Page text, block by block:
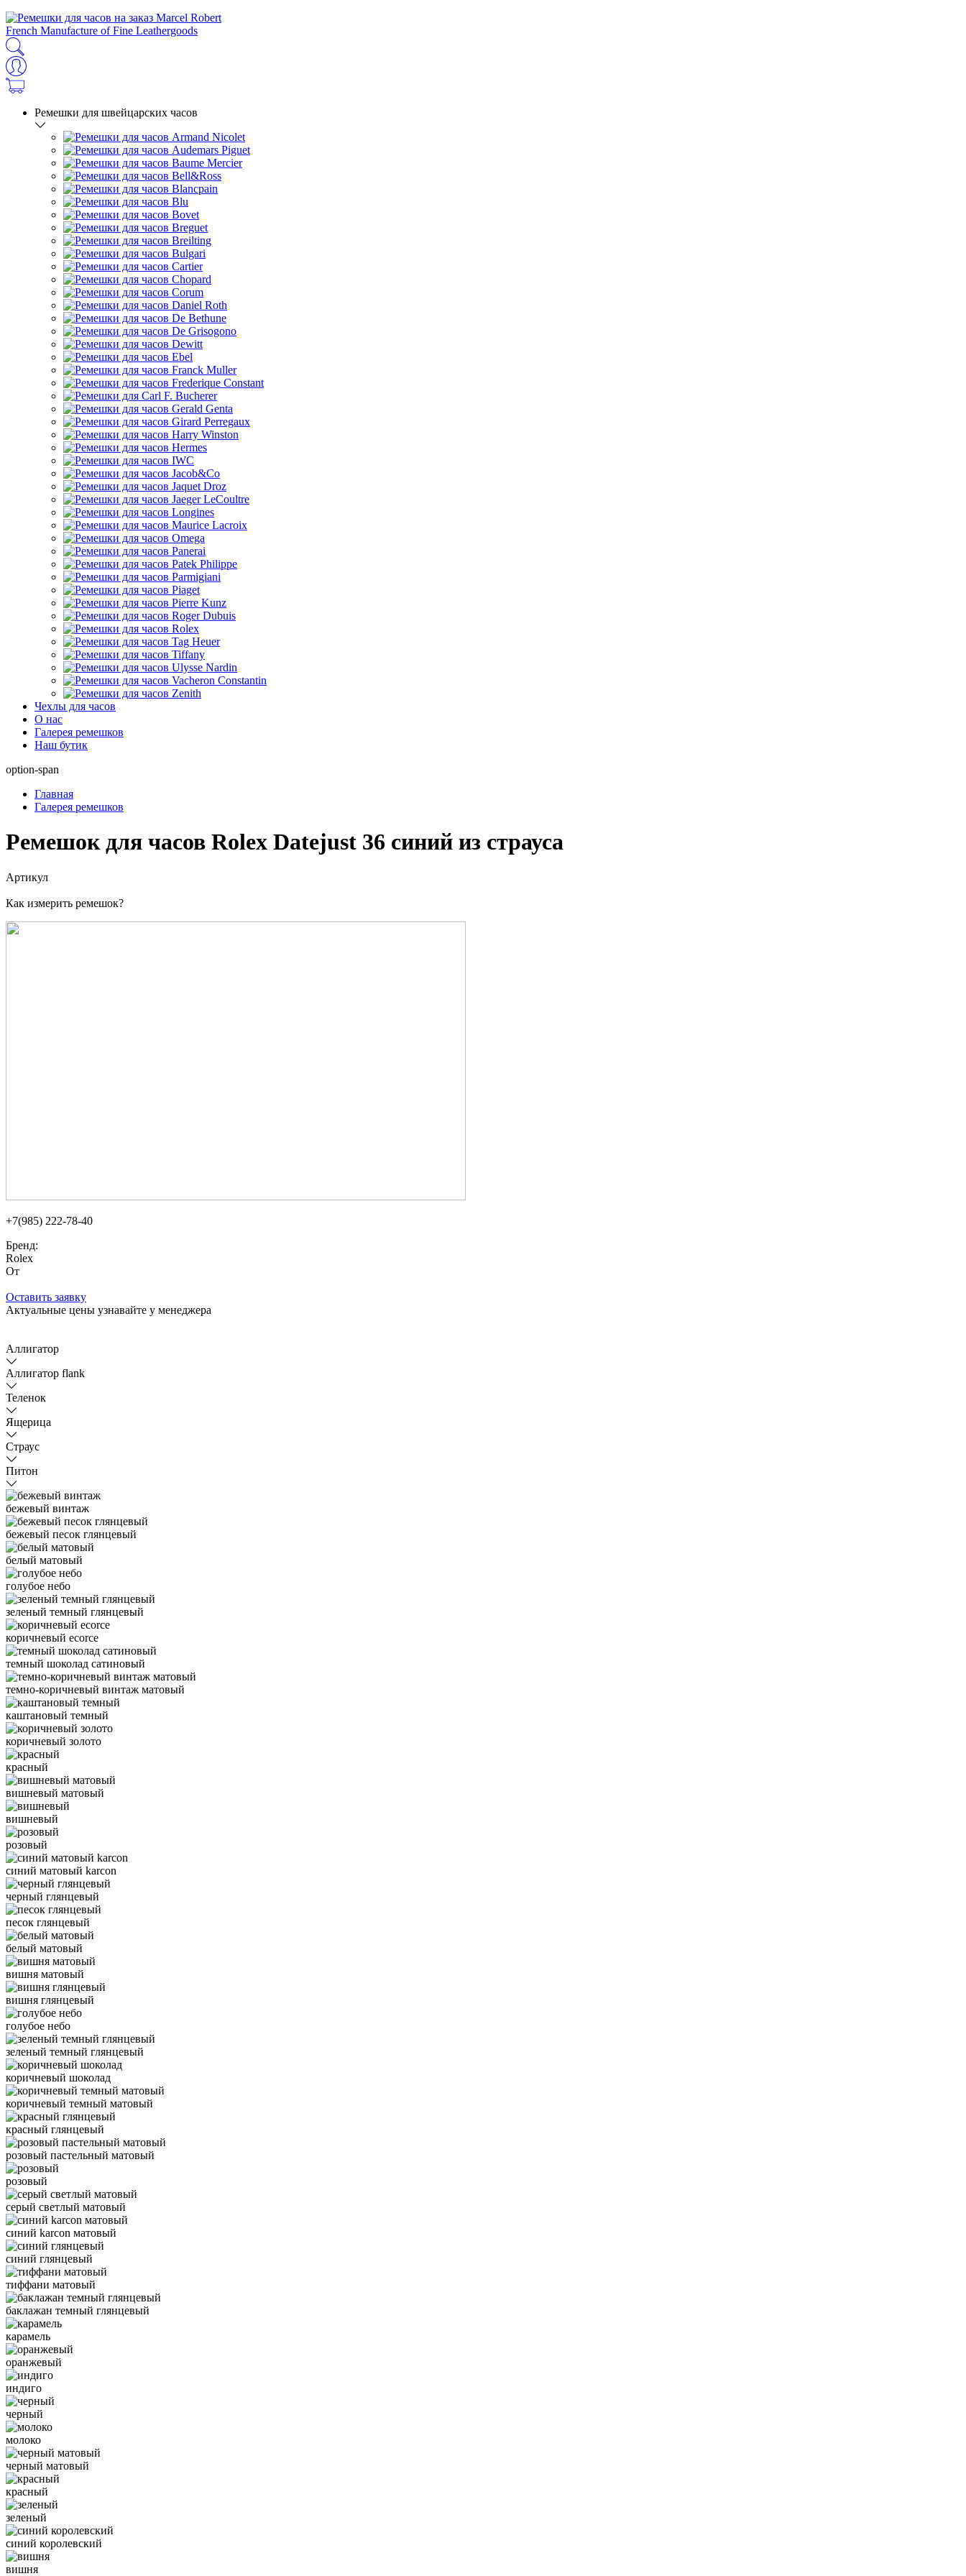
French Manufacture of Fine Leathergoods
Ремешки для швейцарских часов
Чехлы для часов
О нас
Галерея ремешков
Наш бутик
option-span
Главная
Галерея ремешков
Ремешок для часов Rolex Datejust 36 синий из страуса
Артикул
Как измерить ремешок?
+7(985) 222-78-40
Бренд:
Rolex
От
Оставить заявку
Актуальные цены узнавайте у менеджера
Аллигатор
Аллигатор flank
Теленок
Ящерица
Страус
Питон
бежевый винтаж
бежевый песок глянцевый
белый матовый
голубое небо
зеленый темный глянцевый
коричневый ecorce
темный шоколад сатиновый
темно-коричневый винтаж матовый
каштановый темный
коричневый золото
красный
вишневый матовый
вишневый
розовый
синий матовый karcon
черный глянцевый
песок глянцевый
белый матовый
вишня матовый
вишня глянцевый
голубое небо
зеленый темный глянцевый
коричневый шоколад
коричневый темный матовый
красный глянцевый
розовый пастельный матовый
розовый
серый светлый матовый
синий karcon матовый
синий глянцевый
тиффани матовый
баклажан темный глянцевый
карамель
оранжевый
индиго
черный
молоко
черный матовый
красный
зеленый
синий королевский
вишня